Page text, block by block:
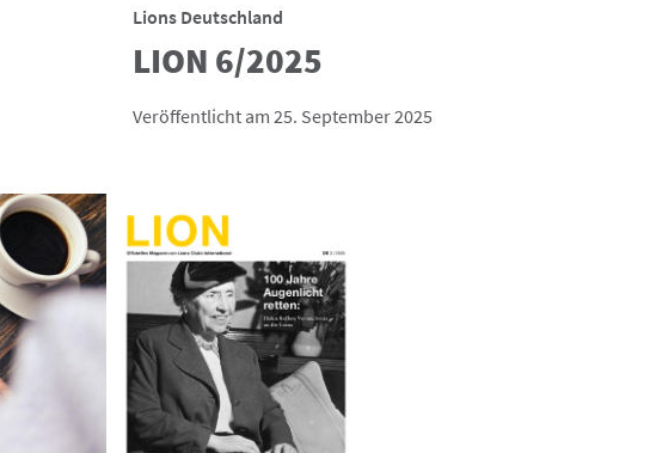
Lions Deutschland
LION 6/2025
Veröffentlicht am 25. September 2025